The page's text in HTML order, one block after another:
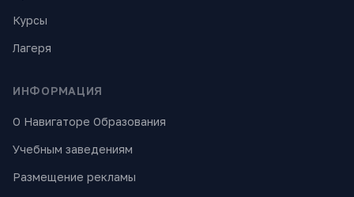
Курсы
Лагеря
ИНФОРМАЦИЯ
О Навигаторе Образования
Учебным заведениям
Размещение рекламы